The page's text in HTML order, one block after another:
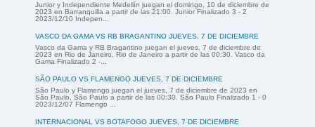
Junior y Independiente Medellín juegan el domingo, 10 de diciembre de
2023 en Barranquilla a partir de las 21:00. Junior Finalizado 3 - 2
2023/12/10 Indepen...
VASCO DA GAMA VS RB BRAGANTINO JUEVES, 7 DE DICIEMBRE
Vasco da Gama y RB Bragantino juegan el jueves, 7 de diciembre de
2023 en Rio de Janeiro, Rio de Janeiro a partir de las 00:30. Vasco da
Gama Finalizado 2 -...
SÃO PAULO VS FLAMENGO JUEVES, 7 DE DICIEMBRE
São Paulo y Flamengo juegan el jueves, 7 de diciembre de 2023 en
São Paulo, São Paulo a partir de las 00:30. São Paulo Finalizado 1 - 0
2023/12/07 Flamengo ...
INTERNACIONAL VS BOTAFOGO JUEVES, 7 DE DICIEMBRE